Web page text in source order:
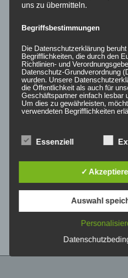
450,00€ *
Bewertet
mit
5
19×8,5 ET45 5×112
450,00€ *
5
uns zu übermitteln.
Begriffsbestimmungen
Die Datenschutzerklärung beruht
Begrifflichkeiten, die durch den
Richtlinien- und
Datenschutz-Grundverordnung
wurden. Unsere
die Öffentlichkeit als auch für
Geschäftspartner einfach lesbar
Um dies zu gewährleisten,
verwendeten Begrifflichkeiten
Wir verwenden in dieser
unter anderem die folgenden
Personenbezogene Daten
identifizierbare natürliche
wird eine natürliche
Essenziell
✓
Auswahl